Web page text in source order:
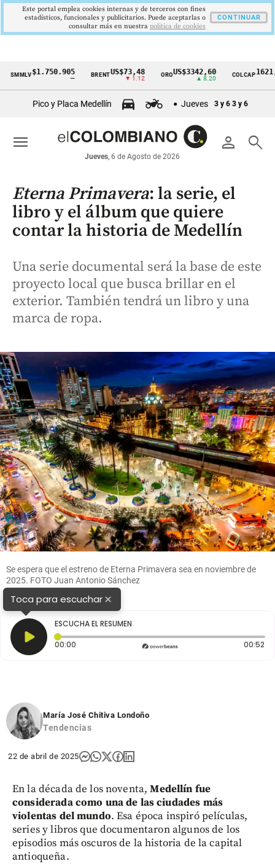
Cintillo
económicos
Colombia
$1.750.905 BRENT US$73,48
▼ 1.12
ORO US$3342,60 COLCAP1621,34
Pico y Placa Medellín Jueves 3 y 6 3 y 6
person search
Jueves, 6 de Agosto de 2026
menu
Eterna Primavera: la serie, el
libro y el álbum que quiere
contar la historia de Medellín
Una serie documental será la base de este
proyecto local que busca brillar en el
exterior. También tendrá un libro y una
marca de ropa.
Se espera que el estreno de Eterna Primavera sea en noviembre de
2025. FOTO Juan Antonio Sánchez
Toca para escuchar×
ESCUCHA EL RESUMEN
00:00 Tiempo transcurrido: 0 segundos 00:52
María José Chitiva Londoño
Tendencias
22 de abril de 2025
En la década de los noventa,Medellín fue
considerada como una de las ciudades más
violentas del mundo. Esa época inspiró películas,
series y libros que documentaron algunos de los
episodios más oscuros de la historia de la capital
antioqueña.
Este portal emplea cookies internas y de terceros con fines
estadísticos, funcionales y publicitarios. Puede aceptarlas o
consultar más en nuestra politica de cookies
CONTINUAR